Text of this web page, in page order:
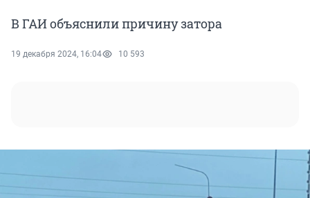
В ГАИ объяснили причину затора
19 декабря 2024, 16:04 10 593